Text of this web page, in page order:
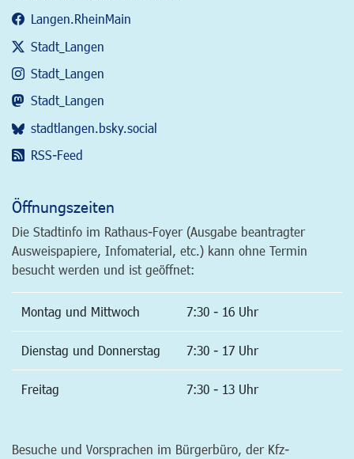
Langen.RheinMain
Stadt_Langen
Stadt_Langen
Stadt_Langen
stadtlangen.bsky.social
RSS-Feed
Öffnungszeiten
Die Stadtinfo im Rathaus-Foyer (Ausgabe beantragter
Ausweispapiere, Infomaterial, etc.) kann ohne Termin
besucht werden und ist geöffnet:
Montag und Mittwoch 7:30 - 16 Uhr
Dienstag und Donnerstag 7:30 - 17 Uhr
Freitag 7:30 - 13 Uhr
Besuche und Vorsprachen im Bürgerbüro, der Kfz-